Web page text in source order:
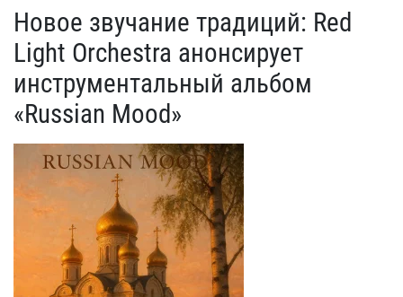
Новое звучание традиций: Red
Light Orchestra анонсирует
инструментальный альбом
«Russian Mood»